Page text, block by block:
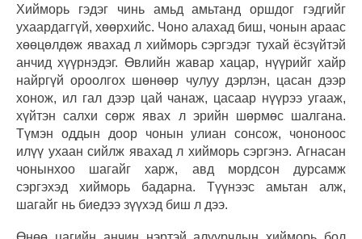
Хийморь гэдэг чинь амьд амьтанд оршдог гэдгийг
ухаардаггүй, хөөрхийс. Чоно алахад биш, чонын араас
хөөцөлдөж явахад л хийморь сэргэдэг тухай ёсзүйтэй
анчид хүүрнэдэг. Өвлийн жавар хацар, нүүрийг хайр
найргүй ороолгох шөнөөр чулуу дэрлэн, цасан дээр
хонож, ил гал дээр цай чанаж, цасаар нүүрээ угааж,
хүйтэн салхи сөрж явах л эрийн шөрмөс шалгана.
Түмэн оддын доор чонын улиан сонсож, чононоос
илүү ухаан сийлж явахад л хийморь сэргэнэ. Агнасан
чонынхоо шагайг харж, авд мордсон дурсамж
сэргэхэд хийморь бадарна. Түүнээс амьтан алж,
шагайг нь биедээ зүүхэд биш л дээ.